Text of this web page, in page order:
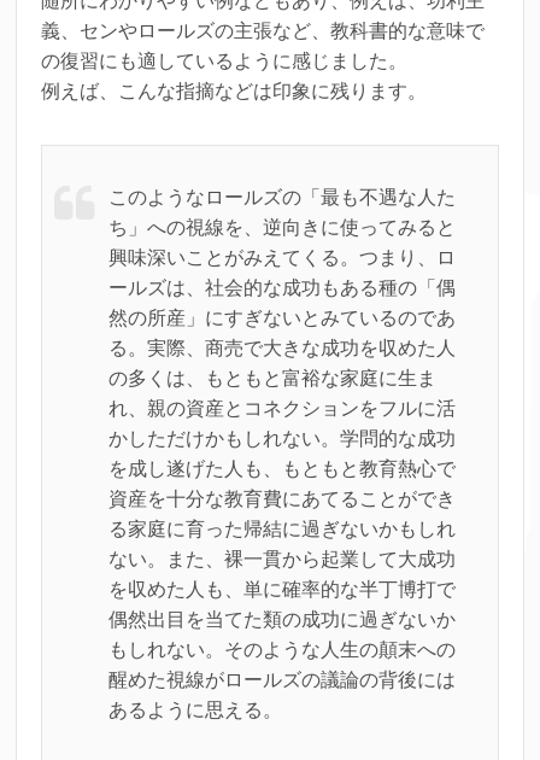
義、センやロールズの主張など、教科書的な意味で
の復習にも適しているように感じました。
例えば、こんな指摘などは印象に残ります。
このようなロールズの「最も不遇な人た
ち」への視線を、逆向きに使ってみると
興味深いことがみえてくる。つまり、ロ
ールズは、社会的な成功もある種の「偶
然の所産」にすぎないとみているのであ
る。実際、商売で大きな成功を収めた人
の多くは、もともと富裕な家庭に生ま
れ、親の資産とコネクションをフルに活
かしただけかもしれない。学問的な成功
を成し遂げた人も、もともと教育熱心で
資産を十分な教育費にあてることができ
る家庭に育った帰結に過ぎないかもしれ
ない。また、裸一貫から起業して大成功
を収めた人も、単に確率的な半丁博打で
偶然出目を当てた類の成功に過ぎないか
もしれない。そのような人生の顛末への
醒めた視線がロールズの議論の背後には
あるように思える。